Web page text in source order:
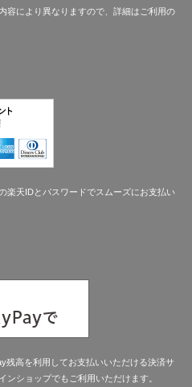
容により異なりますので、詳細はご利用の
楽天IDとパスワードでスムーズにお支払い
残高を利用してお支払いいただける決済サ
ンショップでもご利用いただけます。